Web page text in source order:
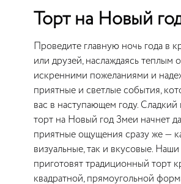
Торт на Новый
Проведите главную ночь года в
или друзей, наслаждаясь теплым
искренними пожеланиями и
приятные и светлые события,
вас в наступающем году.
торт на Новый год Змеи начнет
приятные ощущения сразу же —
визуальные, так и вкусовые.
приготовят традиционный торт
квадратной, прямоугольной